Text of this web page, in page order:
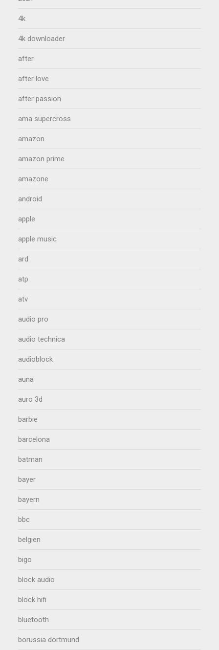
4k
4k downloader
after
after love
after passion
ama supercross
amazon
amazon prime
amazone
android
apple
apple music
ard
atp
atv
audio pro
audio technica
audioblock
auna
auro 3d
barbie
barcelona
batman
bayer
bayern
bbc
belgien
bigo
block audio
block hifi
bluetooth
borussia dortmund